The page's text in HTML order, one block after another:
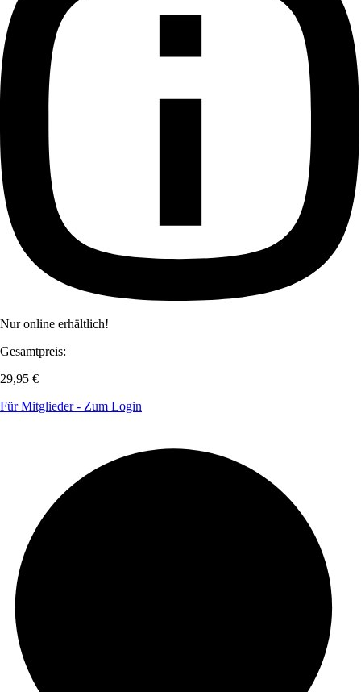
Nur online erhältlich!
Gesamtpreis:
29,95 €
Für Mitglieder - Zum Login